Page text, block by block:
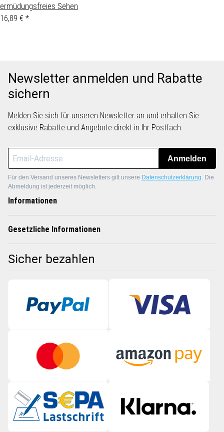
ermüdungsfreies Sehen
16,89 € *
Newsletter anmelden und Rabatte
sichern
Melden Sie sich für unseren Newsletter an und erhalten Sie
exklusive Rabatte und Angebote direkt in Ihr Postfach.
Anmelden
Für den Versand unseres Newsletters gilt unsere Datenschutzerklärung. Die
Abmeldung ist jederzeit möglich.
Informationen
Gesetzliche Informationen
Sicher bezahlen